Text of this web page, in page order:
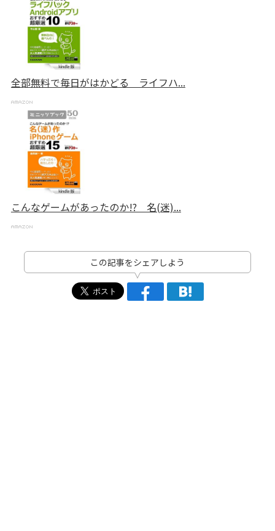
全部無料で毎日がはかどる ライフハ...
こんなゲームがあったのか!? 名(迷)...
この記事をシェアしよう